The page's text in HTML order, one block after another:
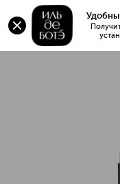
Оригинал 💯
Бальзам для
интернет
SQUIRT PLUMPING